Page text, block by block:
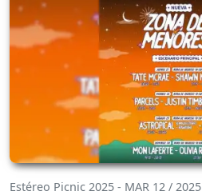
Estéreo Picnic 2025 - MAR 12 / 2025